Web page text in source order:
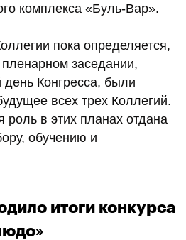
комплекса «Буль-Вар».
пока определяется,
заседании,
Конгресса, были
всех трех Коллегий.
роль в этих планах отдана
обучению и
итоги конкурса